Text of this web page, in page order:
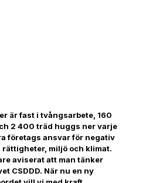
är fast i tvångsarbete, 160
2 400 träd huggs ner varje
företags ansvar för negativ
rättigheter, miljö och klimat.
aviserat att man tänker
CSDDD. När nu en ny